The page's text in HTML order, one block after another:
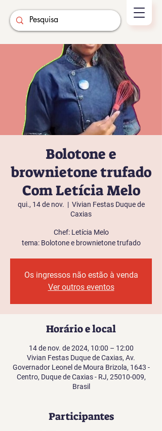
Bolotone e
brownietone trufado
Com Letícia Melo
qui., 14 de nov.
  |
Vivian Festas Duque de
Caxias
Chef: Letícia Melo
tema: Bolotone e brownietone trufado
Os ingressos não estão à venda
Ver outros eventos
Horário e local
14 de nov. de 2024, 10:00 – 12:00
Vivian Festas Duque de Caxias, Av.
Governador Leonel de Moura Brizola, 1643 -
Centro, Duque de Caxias - RJ, 25010-009,
Brasil
Participantes